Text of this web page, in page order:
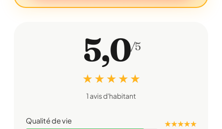
5,0/5
★ ★ ★ ★ ★
1 avis d'habitant
Qualité de vie ★ ★ ★ ★ ★